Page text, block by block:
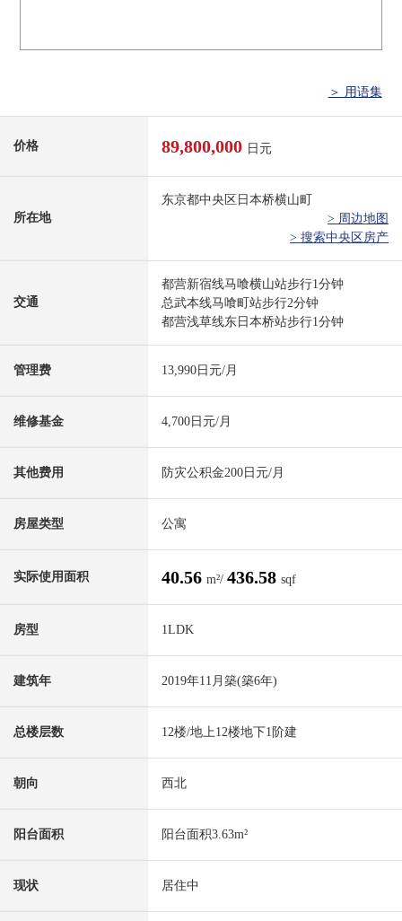
＞ 用语集
价格 89,800,000 日元
所在地
东京都中央区日本桥横山町
> 周边地图
> 搜索中央区房产
交通
都营新宿线马喰横山站步行1分钟
总武本线马喰町站步行2分钟
都营浅草线东日本桥站步行1分钟
管理费 13,990日元/月
维修基金 4,700日元/月
其他费用 防灾公积金200日元/月
房屋类型 公寓
实际使用面积 40.56 m²/ 436.58 sqf
房型 1LDK
建筑年 2019年11月築(築6年)
总楼层数 12楼/地上12楼地下1阶建
朝向 西北
阳台面积 阳台面积3.63m²
现状 居住中